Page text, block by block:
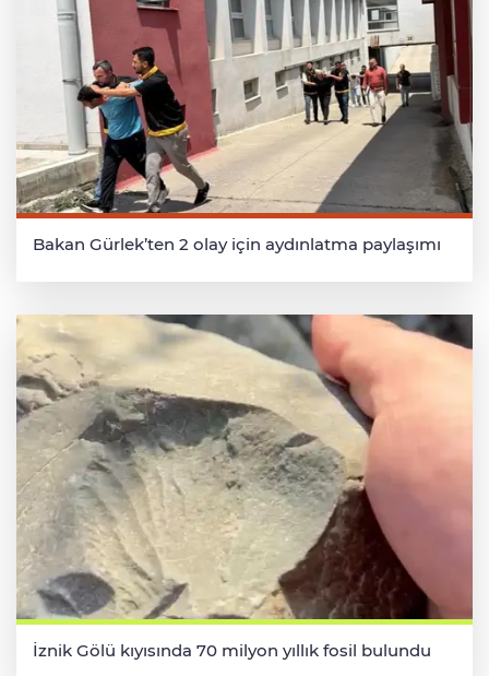
Bakan Gürlek’ten 2 olay için aydınlatma paylaşımı
İznik Gölü kıyısında 70 milyon yıllık fosil bulundu